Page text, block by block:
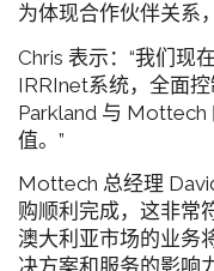
为体现合作伙伴关系
Chris 表示：“我们现
IRRInet系统，全面控
Parkland 与 Mottech
值。”
Mottech 总经理
购顺利完成，这非常
澳大利亚市场的业务